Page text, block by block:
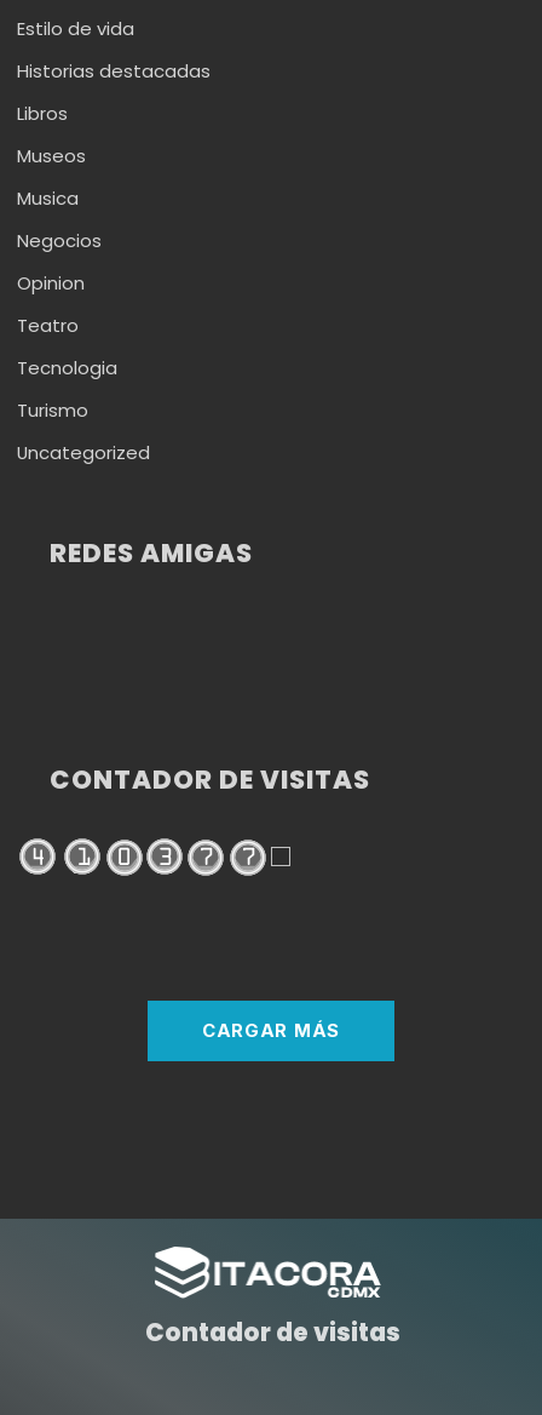
Estilo de vida
Historias destacadas
Libros
Museos
Musica
Negocios
Opinion
Teatro
Tecnologia
Turismo
Uncategorized
REDES AMIGAS
CONTADOR DE VISITAS
CARGAR MÁS
Contador de visitas